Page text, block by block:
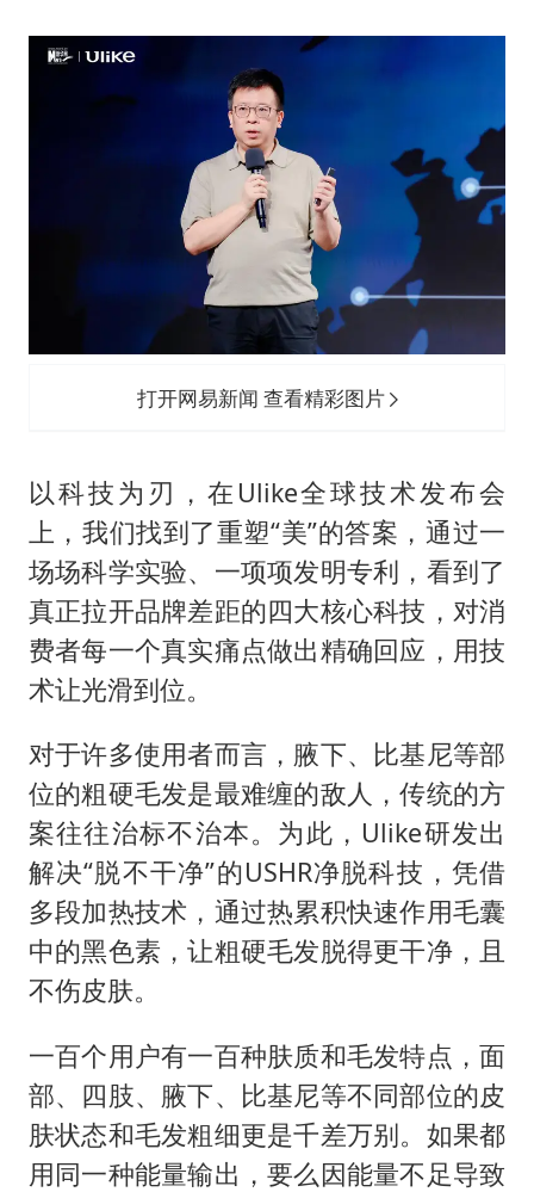
打开网易新闻 查看精彩图片
以科技为刃，在Ulike全球技术发布会
上，我们找到了重塑“美”的答案，通过一
场场科学实验、一项项发明专利，看到了
真正拉开品牌差距的四大核心科技，对消
费者每一个真实痛点做出精确回应，用技
术让光滑到位。
对于许多使用者而言，腋下、比基尼等部
位的粗硬毛发是最难缠的敌人，传统的方
案往往治标不治本。为此，Ulike研发出
解决“脱不干净”的USHR净脱科技，凭借
多段加热技术，通过热累积快速作用毛囊
中的黑色素，让粗硬毛发脱得更干净，且
不伤皮肤。
一百个用户有一百种肤质和毛发特点，面
部、四肢、腋下、比基尼等不同部位的皮
肤状态和毛发粗细更是千差万别。如果都
用同一种能量输出，要么因能量不足导致